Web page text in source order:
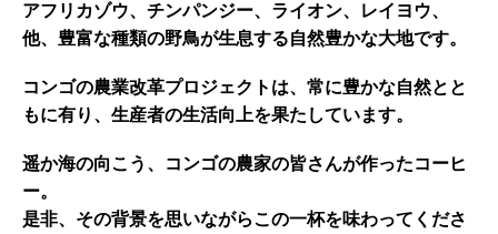
アフリカゾウ、チンパンジー、ライオン、レイヨウ、
他、豊富な種類の野鳥が生息する自然豊かな大地です。
コンゴの農業改革プロジェクトは、常に豊かな自然とと
もに有り、生産者の生活向上を果たしています。
遥か海の向こう、コンゴの農家の皆さんが作ったコーヒ
ー。
是非、その背景を思いながらこの一杯を味わってくださ